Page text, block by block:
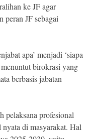
ke JF agar
peran JF sebagai
apa’ menjadi ‘siapa
birokrasi yang
berbasis jabatan
pelaksana profesional
di masyarakat. Hal